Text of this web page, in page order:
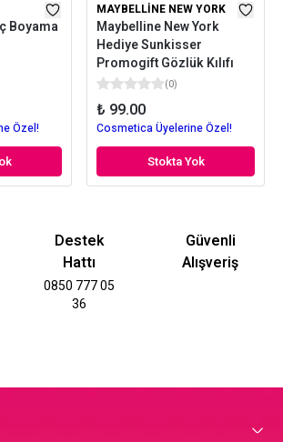
Boyama
Özel!
MAYBELLINE NEW YORK
Maybelline New York
Hediye Sunkisser
Promogift Gözlük Kılıfı
(0)
₺ 99.00
Cosmetica Üyelerine Özel!
Stokta Yok
Destek
Hattı
0850 777 05
36
Güvenli
Alışveriş